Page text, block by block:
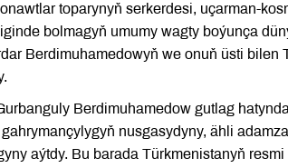
toparynyň serkerdesi, uçarman-
bolmagyň umumy wagty boýunça
Berdimuhamedowyň we onuň üsti bilen
Berdimuhamedow gutlag
nusgasydyny, ähli
aýtdy. Bu barada Türkmenistanyň